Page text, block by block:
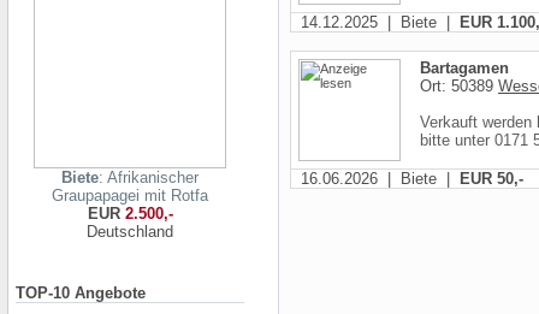
Biete: Afrikanischer
Graupapagei mit Rotfa
EUR2.500,-
Deutschland
TOP-10 Angebote
14.12.2025 | Biete | EUR
Bartagamen
Ort: 50389
Verkauft
bitte unter 0171
16.06.2026 | Biete | EUR 50,-